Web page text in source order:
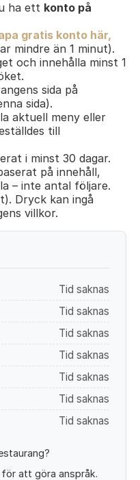
ha ett konto på
gratis konto här,
mindre än 1 minut).
och innehålla minst 1
sida på
sida).
aktuell meny eller
till
i minst 30 dagar.
på innehåll,
– inte antal följare.
Dryck kan ingå
villkor.
Tid saknas
Tid saknas
Tid saknas
Tid saknas
Tid saknas
Tid saknas
Tid saknas
för att göra anspråk.